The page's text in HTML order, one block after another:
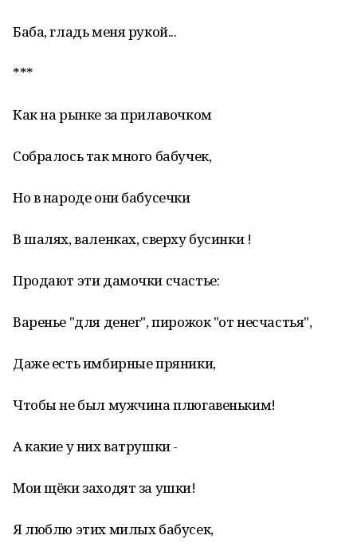
Баба, гладь меня рукой...
***
Как на рынке за прилавочком
Собралось так много бабучек,
Но в народе они бабусечки
В шалях, валенках, сверху бусинки !
Продают эти дамочки счастье:
Варенье "для денег", пирожок "от несчастья",
Даже есть имбирные пряники,
Чтобы не был мужчина плюгавеньким!
А какие у них ватрушки -
Мои щёки заходят за ушки!
Я люблю этих милых бабусек,